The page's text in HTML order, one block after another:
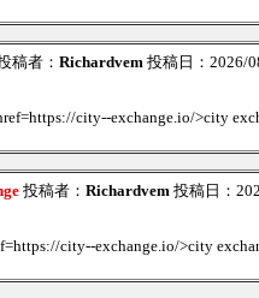
稿者： Richardvem 投稿日：2026/
city--exchange.io/>city
投稿者： Richardvem 投稿日：
city--exchange.io/>city